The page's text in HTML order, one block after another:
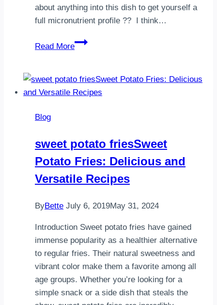
about anything into this dish to get yourself a
full micronutrient profile ??⁣ ⁣ I think…
Read More
Weight
Weight
Gain
Chicken
from
The
Meal
Manual
–
1s…
Blog
sweet potato friesSweet
Potato Fries: Delicious and
Versatile Recipes
ByBette July 6, 2019May 31, 2024
Introduction Sweet potato fries have gained
immense popularity as a healthier alternative
to regular fries. Their natural sweetness and
vibrant color make them a favorite among all
age groups. Whether you’re looking for a
simple snack or a side dish that steals the